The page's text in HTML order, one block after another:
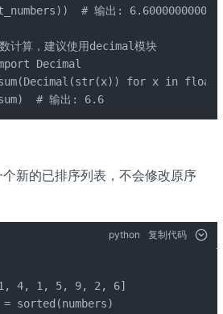
# 输出:
计算，建议使用decimal模块
Decimal
sum(Decimal(str(x)) for x in
# 输出: 6.6
新的已排序列表，不会修改原序
python 复制代码
1, 4, 1, 5, 9, 2, 6]
= sorted(numbers)